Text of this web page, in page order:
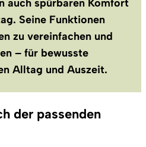
auch spürbaren Komfort
Seine Funktionen
zu vereinfachen und
– für bewusste
Alltag und Auszeit.
der passenden